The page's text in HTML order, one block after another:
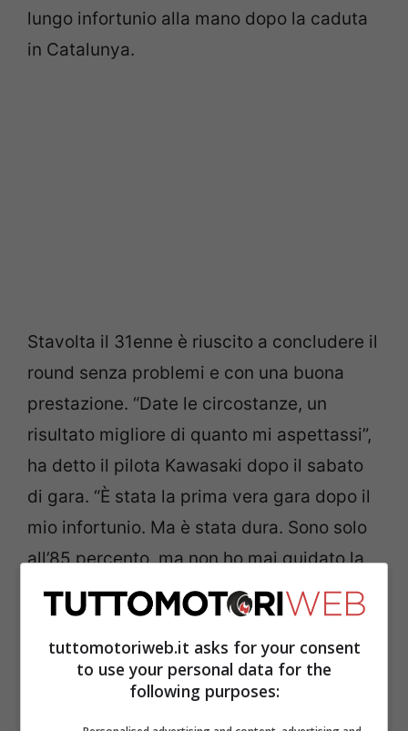
lungo infortunio alla mano dopo la caduta
in Catalunya.
Stavolta il 31enne è riuscito a concludere il
round senza problemi e con una buona
prestazione. “Date le circostanze, un
risultato migliore di quanto mi aspettassi”,
ha detto il pilota Kawasaki dopo il sabato
di gara. “È stata la prima vera gara dopo il
mio infortunio. Ma è stata dura. Sono solo
all’85 percento, ma non ho mai guidato la
moto così bene prima d’ora. Non è
abbastanza per i risultati che voglio
davvero, ma non posso incolpare me
stesso per niente quando si tratta di
tuttomotoriweb.it asks for your consent
to use your personal data for the
following purposes: